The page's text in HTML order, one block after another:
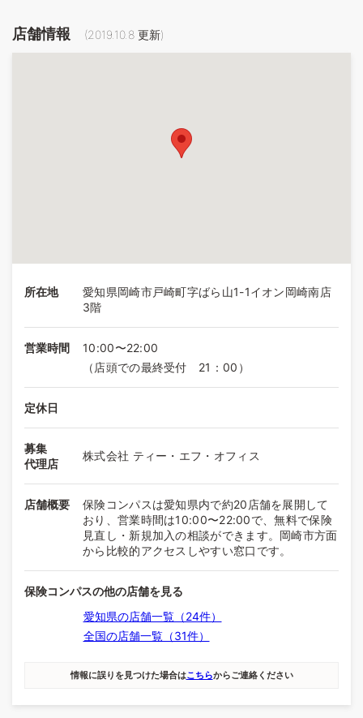
店舗情報 (2019.10.8 更新)
所在地
愛知県岡崎市戸崎町字ばら山1-1イオン岡崎南店
3階
営業時間
10:00〜22:00
（店頭での最終受付 21：00）
定休日
募集
代理店
株式会社 ティー・エフ・オフィス
店舗概要
保険コンパスは愛知県内で約20店舗を展開して
おり、営業時間は10:00〜22:00で、無料で保険
見直し・新規加入の相談ができます。岡崎市方面
から比較的アクセスしやすい窓口です。
保険コンパスの他の店舗を見る
愛知県の店舗一覧（24件）
全国の店舗一覧（31件）
情報に誤りを見つけた場合はこちらからご連絡ください